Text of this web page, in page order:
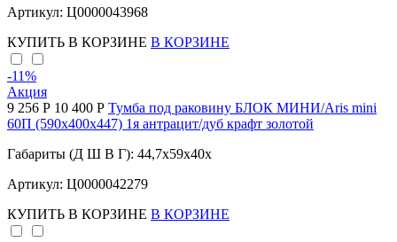
Артикул: Ц0000043968
КУПИТЬ В КОРЗИНЕ В КОРЗИНЕ
-11%
Акция
9 256 Р 10 400 Р Тумба под раковину БЛОК МИНИ/Aris mini
60П (590х400х447) 1я антрацит/дуб крафт золотой
Габариты (Д Ш В Г): 44,7x59x40x
Артикул: Ц0000042279
КУПИТЬ В КОРЗИНЕ В КОРЗИНЕ